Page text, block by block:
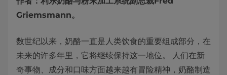
Griemsmann。
数世纪以来，奶酪一直是人类饮食的重要组成部分，在
未来的许多年里，它将继续保持这一地位。 人们在新
奇事物、成分和口味方面越来越有冒险精神，奶酪制造